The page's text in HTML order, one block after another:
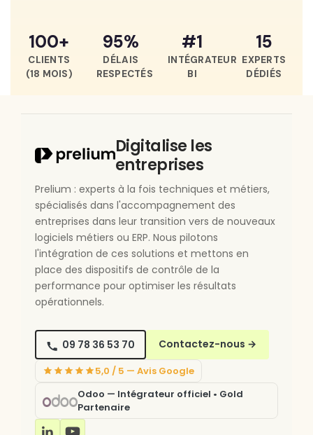
100+
CLIENTS
(18 MOIS)
95%
DÉLAIS
RESPECTÉS
#1
INTÉGRATEUR
BI
15
EXPERTS
DÉDIÉS
Digitalise les
entreprises
Prelium : experts à la fois techniques et métiers,
spécialisés dans l'accompagnement des
entreprises dans leur transition vers de nouveaux
logiciels métiers ou ERP. Nous pilotons
l'intégration de ces solutions et mettons en
place des dispositifs de contrôle de la
performance pour optimiser les résultats
opérationnels.
09 78 36 53 70 Contactez-nous →
5,0 / 5 — Avis Google
Odoo — Intégrateur officiel • Gold
Partenaire